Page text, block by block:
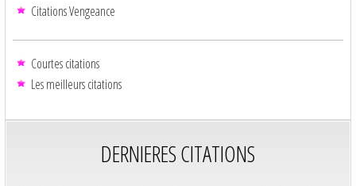
Citations Vengeance
Courtes citations
Les meilleurs citations
DERNIERES CITATIONS